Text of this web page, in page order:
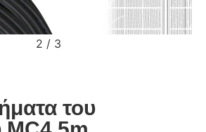
2 / 3
του